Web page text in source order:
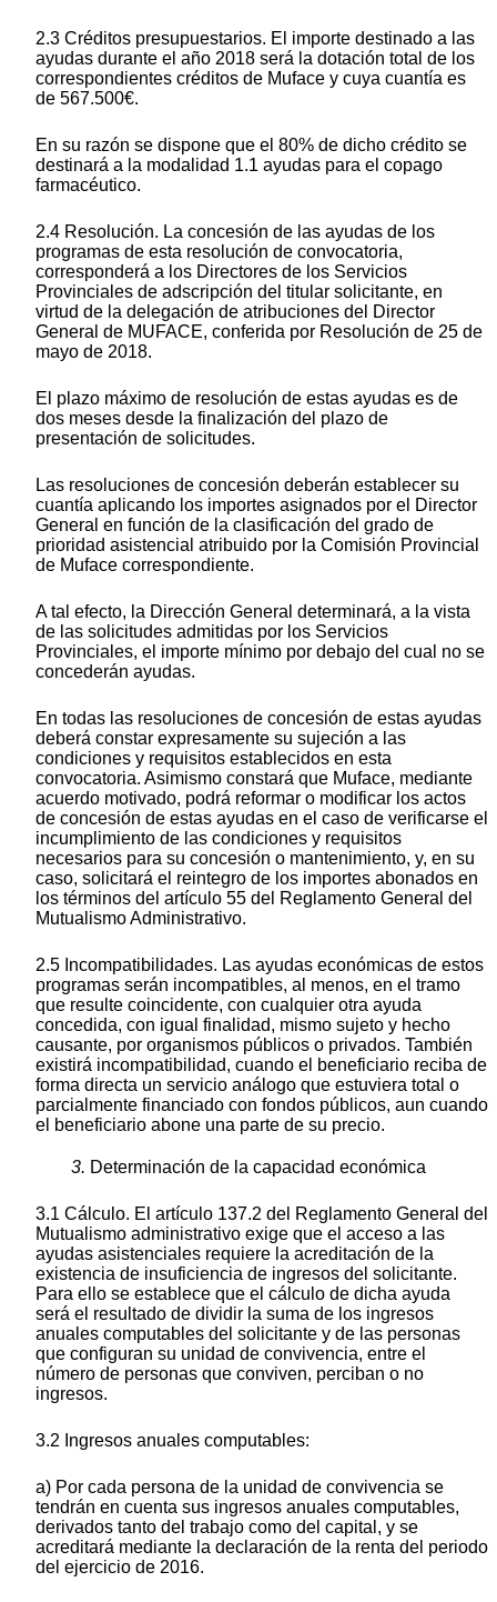
2.3 Créditos presupuestarios. El importe destinado a las
ayudas durante el año 2018 será la dotación total de los
correspondientes créditos de Muface y cuya cuantía es
de 567.500€.
En su razón se dispone que el 80% de dicho crédito se
destinará a la modalidad 1.1 ayudas para el copago
farmacéutico.
2.4 Resolución. La concesión de las ayudas de los
programas de esta resolución de convocatoria,
corresponderá a los Directores de los Servicios
Provinciales de adscripción del titular solicitante, en
virtud de la delegación de atribuciones del Director
General de MUFACE, conferida por Resolución de 25 de
mayo de 2018.
El plazo máximo de resolución de estas ayudas es de
dos meses desde la finalización del plazo de
presentación de solicitudes.
Las resoluciones de concesión deberán establecer su
cuantía aplicando los importes asignados por el Director
General en función de la clasificación del grado de
prioridad asistencial atribuido por la Comisión Provincial
de Muface correspondiente.
A tal efecto, la Dirección General determinará, a la vista
de las solicitudes admitidas por los Servicios
Provinciales, el importe mínimo por debajo del cual no se
concederán ayudas.
En todas las resoluciones de concesión de estas ayudas
deberá constar expresamente su sujeción a las
condiciones y requisitos establecidos en esta
convocatoria. Asimismo constará que Muface, mediante
acuerdo motivado, podrá reformar o modificar los actos
de concesión de estas ayudas en el caso de verificarse el
incumplimiento de las condiciones y requisitos
necesarios para su concesión o mantenimiento, y, en su
caso, solicitará el reintegro de los importes abonados en
los términos del artículo 55 del Reglamento General del
Mutualismo Administrativo.
2.5 Incompatibilidades. Las ayudas económicas de estos
programas serán incompatibles, al menos, en el tramo
que resulte coincidente, con cualquier otra ayuda
concedida, con igual finalidad, mismo sujeto y hecho
causante, por organismos públicos o privados. También
existirá incompatibilidad, cuando el beneficiario reciba de
forma directa un servicio análogo que estuviera total o
parcialmente financiado con fondos públicos, aun cuando
el beneficiario abone una parte de su precio.
3. Determinación de la capacidad económica
3.1 Cálculo. El artículo 137.2 del Reglamento General del
Mutualismo administrativo exige que el acceso a las
ayudas asistenciales requiere la acreditación de la
existencia de insuficiencia de ingresos del solicitante.
Para ello se establece que el cálculo de dicha ayuda
será el resultado de dividir la suma de los ingresos
anuales computables del solicitante y de las personas
que configuran su unidad de convivencia, entre el
número de personas que conviven, perciban o no
ingresos.
3.2 Ingresos anuales computables:
a) Por cada persona de la unidad de convivencia se
tendrán en cuenta sus ingresos anuales computables,
derivados tanto del trabajo como del capital, y se
acreditará mediante la declaración de la renta del periodo
del ejercicio de 2016.